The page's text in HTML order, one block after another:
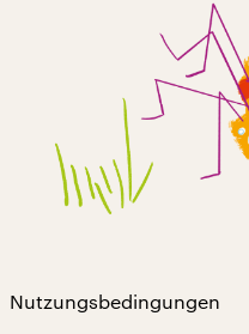
Nutzungsbedingungen